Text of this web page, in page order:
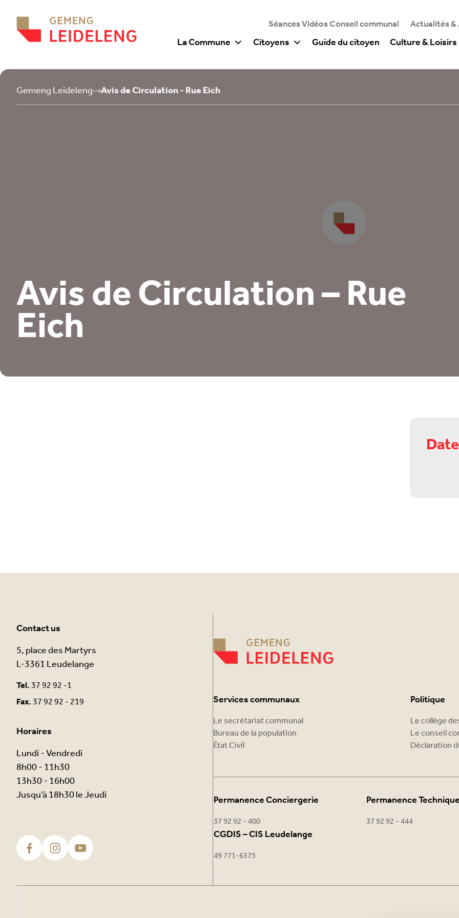
Séances Vidéos Conseil communal Actualités &
La Commune Citoyens Guide du citoyen Culture & Loisirs
Gemeng Leideleng Avis de Circulation - Rue Eich
Avis de Circulation – Rue
Eich
Contact us
5, place des Martyrs
L-3361 Leudelange
Tel.37 92 92 -1
Fax.37 92 92 - 219
Horaires
Lundi - Vendredi
8h00 - 11h30
13h30 - 16h00
Jusqu’à 18h30 le Jeudi
Services communaux
Le secrétariat communal
Bureau de la population
État Civil
Politique
Le collège
Le conseil
Déclaration
Permanence Conciergerie
37 92 92 - 400
Permanence Technique
37 92 92 - 444
CGDIS – CIS Leudelange
49 771-6375